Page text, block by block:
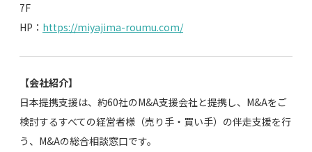
7F
HP： https://miyajima-roumu.com/
【会社紹介】
日本提携支援は、約60社のM&A支援会社と提携し、M&Aをご
検討するすべての経営者様（売り手・買い手）の伴走支援を行
う、M&Aの総合相談窓口です。